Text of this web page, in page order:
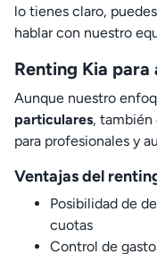
lo tienes claro,
hablar con nuestro
Renting Kia para
Aunque nuestro
particulares, también
para profesionales y
Ventajas del
Posibilidad de
cuotas
Control de